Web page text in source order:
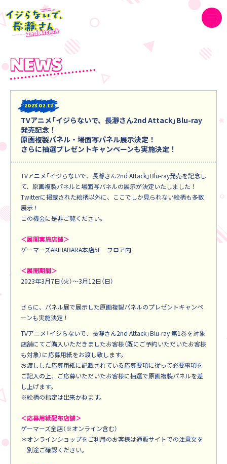
2023 02.12
TVアニメ「イジらないで、長瀞さん2nd Attack」Blu-ray
発売記念！
原画複製パネル・場面写パネル展示決定！
さらに抽選プレゼントキャンペーンも実施決定！
TVアニメ「イジらないで、長瀞さん2nd Attack」Blu-ray発売を記念し
て、原画複製パネルと場面写パネルの展示が決定いたしました！
Twitterに掲載された絵柄以外に、ここでしか見られない絵柄も多数
展示！
この機会に是非ご覧ください。
＜展開実施店舗＞
ゲーマーズAKIHABARA本店5F フロア内
＜展開期間＞
2023年3月7日（火）～3月12日（日）
さらに、パネル展で展示した原画複製パネルのプレゼントキャンペ
ーンも実施決定！
TVアニメ「イジらないで、長瀞さん2nd Attack」Blu-ray 第1巻を対象
店舗にてご購入いただきましたお客様（既にご予約いただいたお客様
も対象）に応募用紙をお渡し致します。
お渡しした応募用紙に記載されている応募要項に従って必要事項を
ご記入の上、ご応募いただいたお客様に抽選で原画複製パネルを差
し上げます。
※絵柄の指定は出来かねます。
＜応募用紙配布店舗＞
ゲーマーズ全店（※オンライン含む）
＊オンラインショップをご利用のお客様は通販サイトでの注意文を
別途ご確認ください。